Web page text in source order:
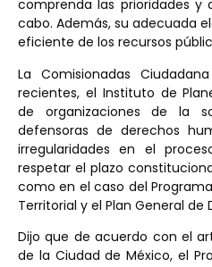
comprenda las prioridades y
cabo. Además, su adecuada
eficiente de los recursos
La Comisionadas
recientes, el Instituto de
de organizaciones de la
defensoras de derechos
irregularidades en el
respetar el plazo
como en el caso del
Territorial y el Plan General de
Dijo que de acuerdo con el
de la Ciudad de México, el